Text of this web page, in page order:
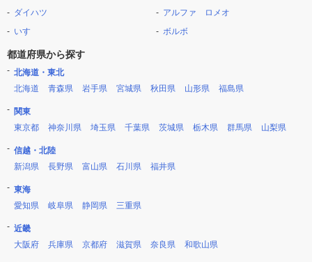
ダイハツ
いすゞ
アルファ ロメオ
ボルボ
都道府県から探す
北海道・東北
北海道
青森県 岩手県 宮城県 秋田県 山形県 福島県
関東
東京都
神奈川県 埼玉県 千葉県 茨城県 栃木県 群馬県 山梨県
信越・北陸
新潟県
長野県 富山県 石川県 福井県
東海
愛知県
岐阜県 静岡県 三重県
近畿
大阪府
兵庫県 京都府 滋賀県 奈良県 和歌山県